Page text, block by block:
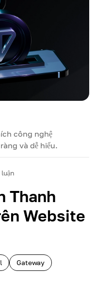
công nghệ
và dễ hiểu.
Thanh
Website
Gateway